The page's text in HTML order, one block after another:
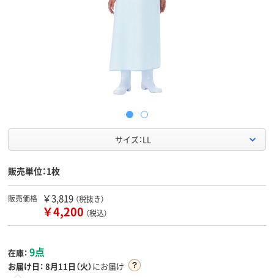
サイズ：LL
販売単位：1枚
販売価格 ￥3,819 （税抜き）
￥4,200 （税込）
在庫： 9点
お届け日： 8月11日（火）にお届け